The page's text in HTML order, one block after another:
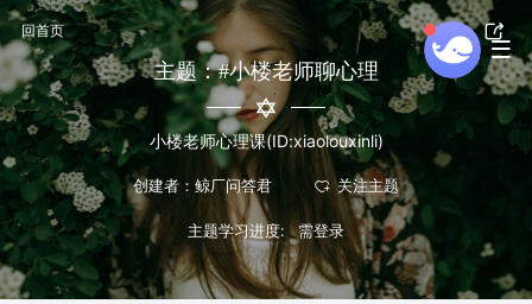
回首页
主题：#小楼老师聊心理
小楼老师心理课(ID:xiaolouxinli)
创建者：鲸厂问答君
主题学习进度: